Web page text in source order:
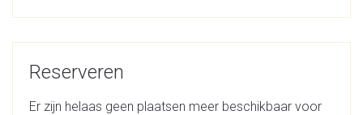
Reserveren
Er zijn helaas geen plaatsen meer beschikbaar voor